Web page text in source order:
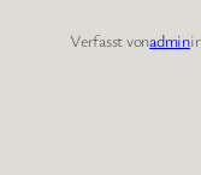
Verfasst vonadmin